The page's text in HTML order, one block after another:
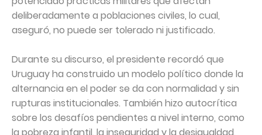
deliberadamente a poblaciones civiles, lo cual,
aseguró, no puede ser tolerado ni justificado.
Durante su discurso, el presidente recordó que
Uruguay ha construido un modelo político donde la
alternancia en el poder se da con normalidad y sin
rupturas institucionales. También hizo autocrítica
sobre los desafíos pendientes a nivel interno, como
la pobreza infantil, la inseguridad y la desigualdad,